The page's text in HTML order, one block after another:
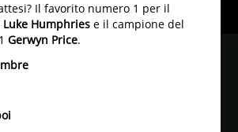
Il favorito numero 1 per il
Luke Humphries e il campione del
Gerwyn Price.